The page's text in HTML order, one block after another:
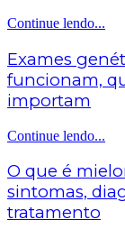
Continue lendo...
Exames
funcionam,
importam
Continue lendo...
O que é
sintomas,
tratamento